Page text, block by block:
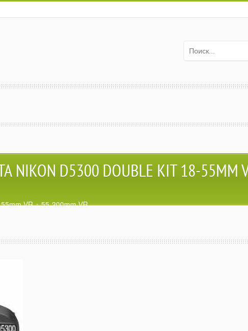
D5300 DOUBLE KIT 18-55MM
VR + 55-200mm VR